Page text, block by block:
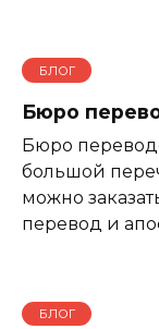
БЛОГ
Бюро
Бюро
большой
можно
перевод и
БЛОГ